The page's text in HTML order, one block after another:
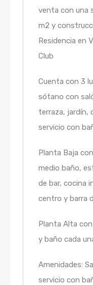
venta con una
m2 y
Residencia en
Club
Cuenta con 3
sótano con
terraza, jardín,
servicio con
Planta Baja
medio baño,
de bar, cocina
centro y barra
Planta Alta
y baño cada
Amenidades:
servicio con